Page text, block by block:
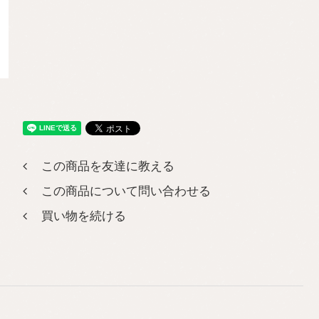
この商品を友達に教える
この商品について問い合わせる
買い物を続ける